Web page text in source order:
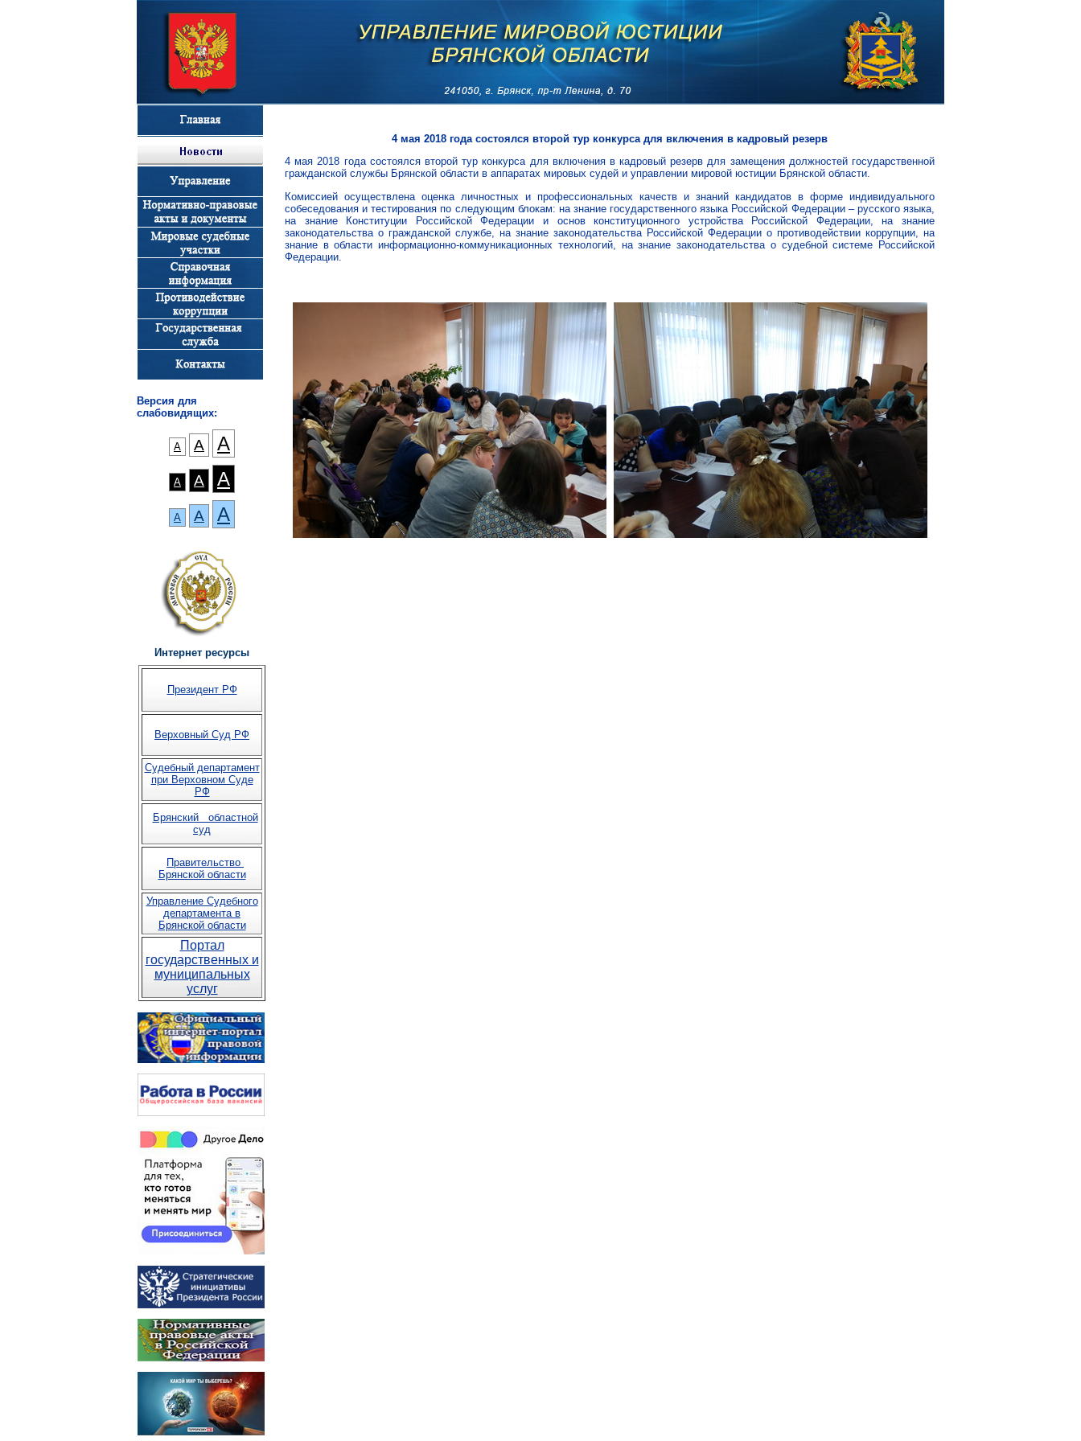
Версия для
слабовидящих:
А А А
А А А
А А А
Интернет ресурсы
Президент РФ
Верховный Суд РФ
Судебный департамент
при Верховном Суде
РФ
Брянский областной
суд
Правительство
Брянской области
Управление Судебного
департамента в
Брянской области
Портал
государственных и
муниципальных
услуг
4 мая 2018 года состоялся второй тур конкурса для включения в кадровый резерв
4 мая 2018 года состоялся второй тур конкурса для включения в кадровый резерв для замещения должностей государственной
гражданской службы Брянской области в аппаратах мировых судей и управлении мировой юстиции Брянской области.
Комиссией осуществлена оценка личностных и профессиональных качеств и знаний кандидатов в форме индивидуального
собеседования и тестирования по следующим блокам: на знание государственного языка Российской Федерации – русского языка,
на знание Конституции Российской Федерации и основ конституционного устройства Российской Федерации, на знание
законодательства о гражданской службе, на знание законодательства Российской Федерации о противодействии коррупции, на
знание в области информационно-коммуникационных технологий, на знание законодательства о судебной системе Российской
Федерации.